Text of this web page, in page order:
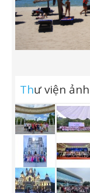
Thư viện ảnh